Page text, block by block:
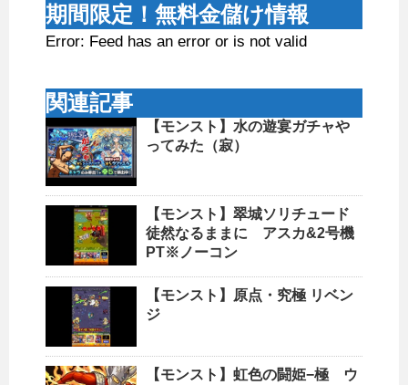
期間限定！無料金儲け情報
Error: Feed has an error or is not valid
関連記事
【モンスト】水の遊宴ガチャや
ってみた（寂）
【モンスト】翠城ソリチュード
徒然なるままに アスカ&2号機
PT※ノーコン
【モンスト】原点・究極 リベン
ジ
【モンスト】虹色の闘姫−極 ウ